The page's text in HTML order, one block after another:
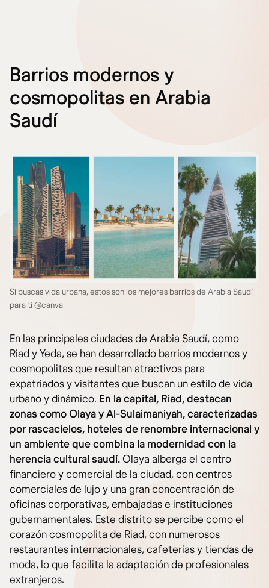
Barrios modernos y
cosmopolitas en Arabia
Saudí
Si buscas vida urbana, estos son los mejores barrios de Arabia Saudí
para ti @canva
En las principales ciudades de Arabia Saudí, como
Riad y Yeda, se han desarrollado barrios modernos y
cosmopolitas que resultan atractivos para
expatriados y visitantes que buscan un estilo de vida
urbano y dinámico. En la capital, Riad, destacan
zonas como Olaya y Al-Sulaimaniyah, caracterizadas
por rascacielos, hoteles de renombre internacional y
un ambiente que combina la modernidad con la
herencia cultural saudí.Olaya alberga el centro
financiero y comercial de la ciudad, con centros
comerciales de lujo y una gran concentración de
oficinas corporativas, embajadas e instituciones
gubernamentales. Este distrito se percibe como el
corazón cosmopolita de Riad, con numerosos
restaurantes internacionales, cafeterías y tiendas de
moda, lo que facilita la adaptación de profesionales
extranjeros.